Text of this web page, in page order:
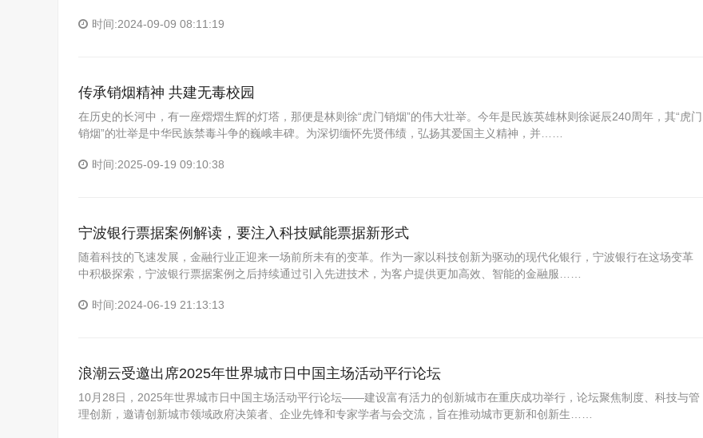
时间:2024-09-09 08:11:19
传承销烟精神 共建无毒校园
在历史的长河中，有一座熠熠生辉的灯塔，那便是林则徐“虎门销烟”的伟大壮举。今年是民族英雄林则徐诞辰240周年，其“虎门
销烟”的壮举是中华民族禁毒斗争的巍峨丰碑。为深切缅怀先贤伟绩，弘扬其爱国主义精神，并……
时间:2025-09-19 09:10:38
宁波银行票据案例解读，要注入科技赋能票据新形式
随着科技的飞速发展，金融行业正迎来一场前所未有的变革。作为一家以科技创新为驱动的现代化银行，宁波银行在这场变革
中积极探索，宁波银行票据案例之后持续通过引入先进技术，为客户提供更加高效、智能的金融服……
时间:2024-06-19 21:13:13
浪潮云受邀出席2025年世界城市日中国主场活动平行论坛
10月28日，2025年世界城市日中国主场活动平行论坛——建设富有活力的创新城市在重庆成功举行，论坛聚焦制度、科技与管
理创新，邀请创新城市领域政府决策者、企业先锋和专家学者与会交流，旨在推动城市更新和创新生……